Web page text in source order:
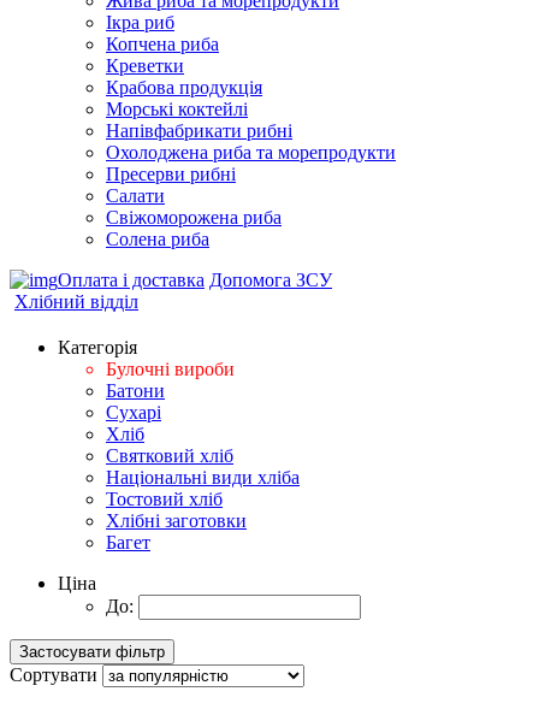
Ікра риб
Копчена риба
Крeветки
Крабова продукція
Морські коктейлi
Напівфабрикати рибні
Охолоджена риба та морепродукти
Пресерви рибні
Сaлати
Свіжоморожена риба
Солена риба
Оплата і доставка Допомога ЗСУ
Хлібний відділ
Категорія
Булочні вироби
Батони
Сухарі
Хліб
Святковий хліб
Національні види хліба
Тостовий хліб
Хлібні заготовки
Багет
Ціна
До:
Сортувати